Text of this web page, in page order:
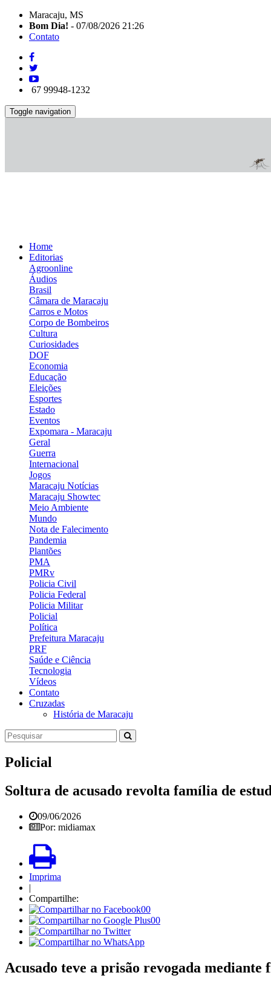
Maracaju, MS
Bom Dia! - 07/08/2026 21:26
Contato
67 99948-1232
Toggle navigation
Home
Editorias
Agroonline
Áudios
Brasil
Câmara de Maracaju
Carros e Motos
Corpo de Bombeiros
Cultura
Curiosidades
DOF
Economia
Educação
Eleições
Esportes
Estado
Eventos
Expomara - Maracaju
Geral
Guerra
Internacional
Jogos
Maracaju Notícias
Maracaju Showtec
Meio Ambiente
Mundo
Nota de Falecimento
Pandemia
Plantões
PMA
PMRv
Policia Civil
Policia Federal
Policia Militar
Policial
Política
Prefeitura Maracaju
PRF
Saúde e Ciência
Tecnologia
Vídeos
Contato
Cruzadas
História de Maracaju
Policial
Soltura de acusado revolta família de
09/06/2026
Por: midiamax
Imprima
|
Compartilhe:
00
00
Acusado teve a prisão revogada mediante